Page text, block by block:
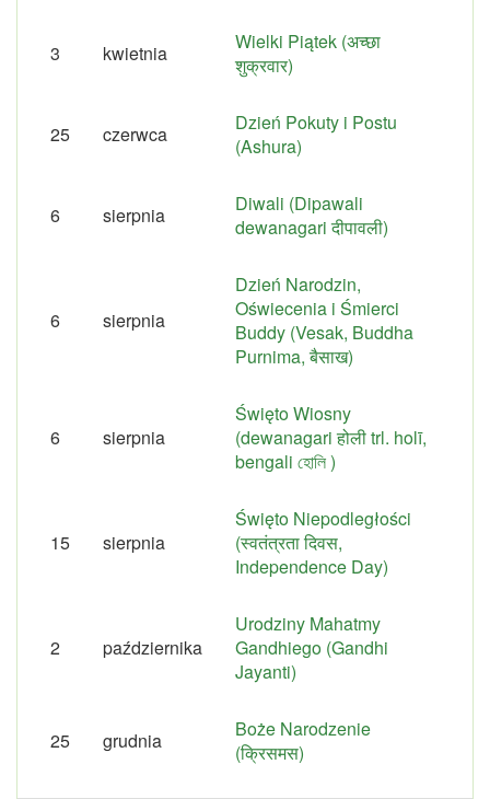
3 kwietnia
Wielki Piątek (अच्छा
शुक्रवार)
25 czerwca
Dzień Pokuty i Postu
(Ashura)
6 sierpnia
Diwali (Dipawali
dewanagari दीपावली)
6 sierpnia
Dzień Narodzin,
Oświecenia i Śmierci
Buddy (Vesak, Buddha
Purnima, बैसाख)
6 sierpnia
Święto Wiosny
(dewanagari होली trl. holī,
bengali হোলি )
15 sierpnia
Święto Niepodległości
(स्वतंत्रता दिवस,
Independence Day)
2 października
Urodziny Mahatmy
Gandhiego (Gandhi
Jayanti)
25 grudnia
Boże Narodzenie
(क्रिसमस)